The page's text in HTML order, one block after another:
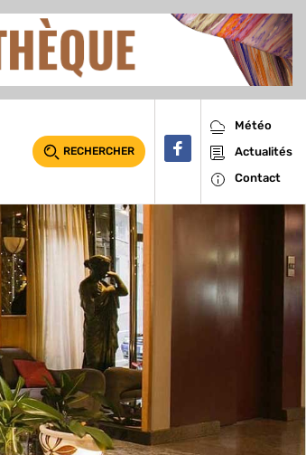
RECHERCHER
Météo
Actualités
Contact